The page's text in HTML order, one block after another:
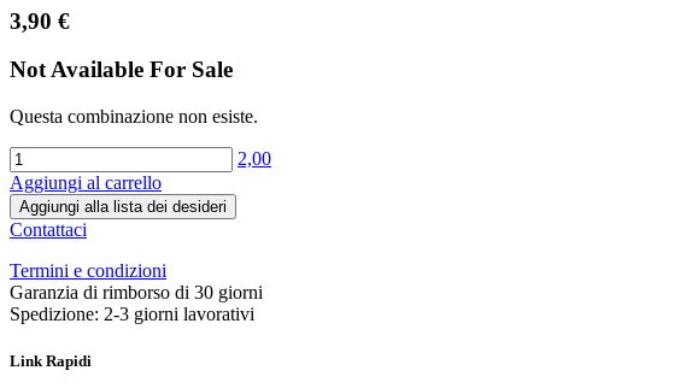
3,90 €
Not Available For Sale
Questa combinazione non esiste.
2,00
Aggiungi al carrello
Aggiungi alla lista dei desideri
Contattaci
Termini e condizioni
Garanzia di rimborso di 30 giorni
Spedizione: 2-3 giorni lavorativi
Link Rapidi